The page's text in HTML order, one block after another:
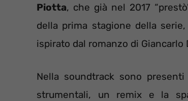
Piotta, che già nel 2017
della prima stagione della
ispirato dal romanzo di Giancarlo
Nella soundtrack sono
strumentali, un remix e la